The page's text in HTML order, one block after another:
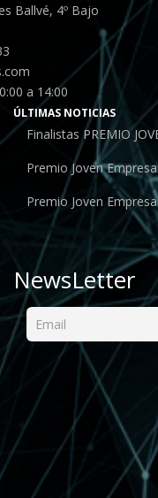
Ballvé, 4º Bajo
a 14:00
ÚLTIMAS NOTICIAS
Finalistas PREMIO
Premio Joven
Premio Joven
NewsLetter